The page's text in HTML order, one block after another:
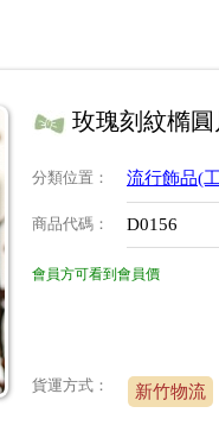
玫瑰刻紋橢
分類位置 ： 流行飾品(
商品代碼 ： D0156
會員方可看到會員價
貨運方式： 新竹物流